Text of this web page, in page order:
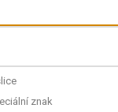
znak